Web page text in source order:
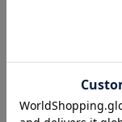
家庭で洗濯機によ
ただけます。さら
身体の動きを阻害
■折り目スッキリ